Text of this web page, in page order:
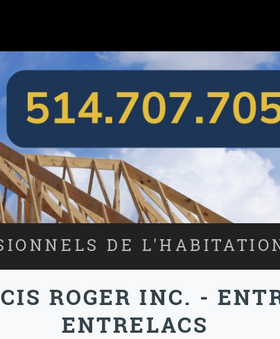
DE
ROGER INC. -
ENTRELACS